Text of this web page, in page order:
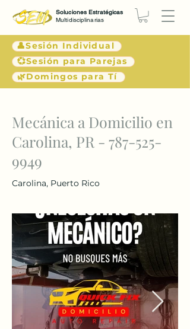
👤Sesión Individual
💞Sesión para Parejas
🌿Domingos para Tí
Soluciones Estratégicas
Multidisciplinarias
< Atrás
Mecánica a Domicilio en
Carolina, PR - 787-525-
9949
Carolina, Puerto Rico